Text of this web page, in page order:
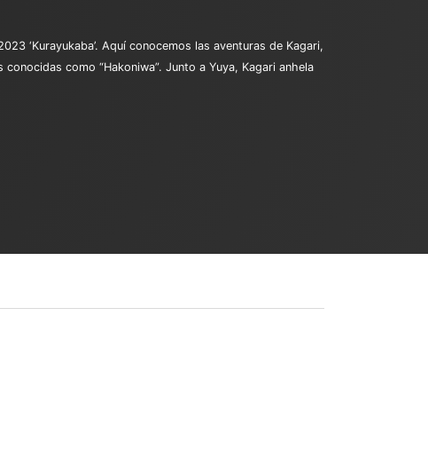
‘Kurayukaba’. Aquí conocemos las aventuras de Kagari,
como “Hakoniwa”. Junto a Yuya, Kagari anhela